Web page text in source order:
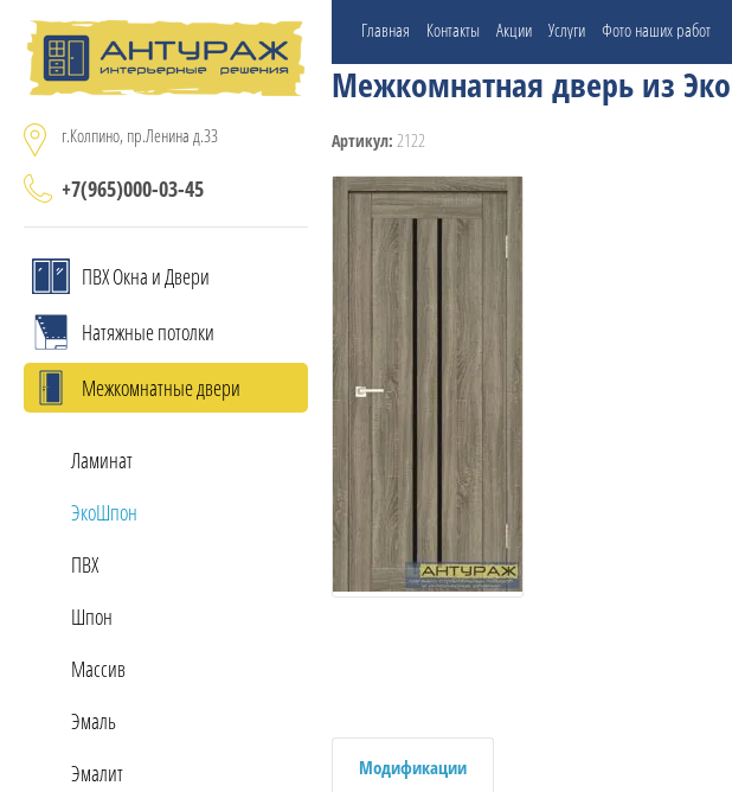
г.Колпино, пр.Ленина д.33
+7(965)000-03-45
ПВХ Окна и Двери
Натяжные потолки
Межкомнатные двери
Ламинат
ЭкоШпон
ПВХ
Шпон
Массив
Эмаль
Эмалит
Главная Контакты Акции Услуги Фото наших работ
Межкомнатная дверь из
Артикул: 2122
Модификации